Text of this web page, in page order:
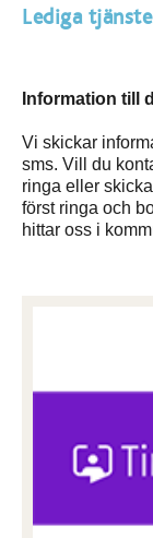
Lediga
Information till
Vi skickar
sms. Vill du
ringa eller
först ringa och
hittar oss i